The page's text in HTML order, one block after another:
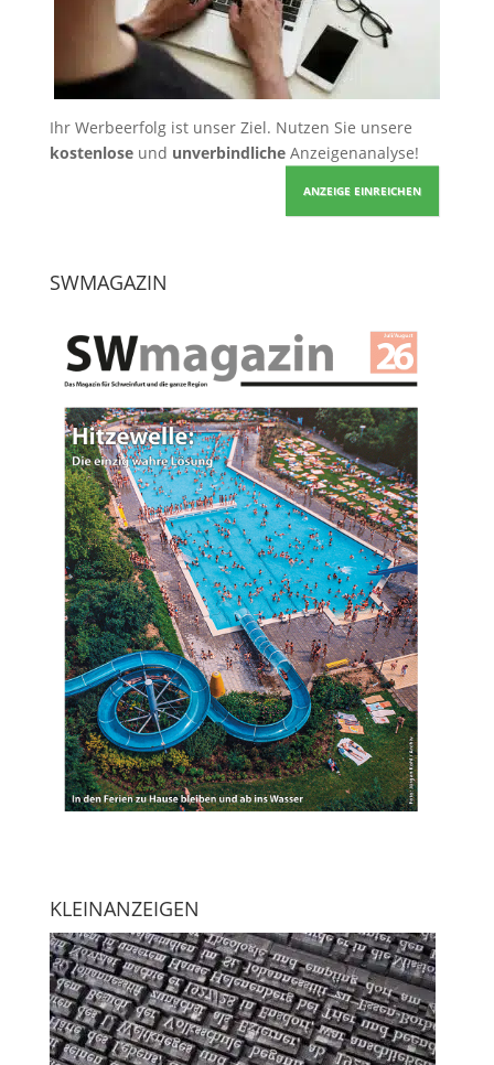
Ihr Werbeerfolg ist unser Ziel. Nutzen Sie unsere
kostenloseund unverbindlicheAnzeigenanalyse!
ANZEIGE EINREICHEN
SWMAGAZIN
KLEINANZEIGEN